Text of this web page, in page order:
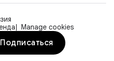
Manage cookies
Подписаться